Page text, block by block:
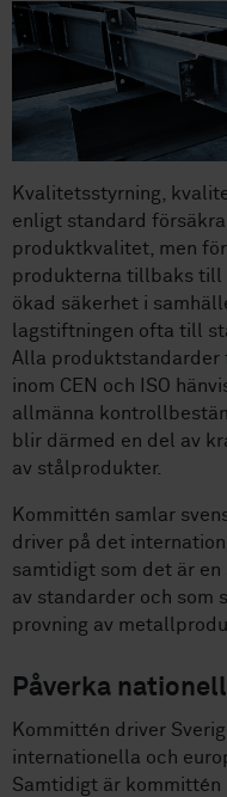
Kvalitetsstyrning,
enligt standard
produktkvalitet, men
produkterna tillbaks till
ökad säkerhet i
lagstiftningen ofta till
Alla produktstandarder
inom CEN och ISO
allmänna
blir därmed en del av
av stålprodukter.
Kommittén samlar
driver på det
samtidigt som det är
av standarder och som
provning av
Påverka
Kommittén driver
internationella och
Samtidigt är